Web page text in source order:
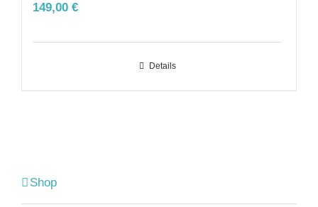
149,00 €
Details
Shop